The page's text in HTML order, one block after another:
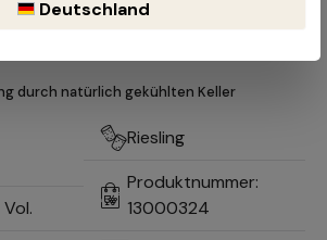
ab 99€
durch natürlich gekühlten Keller
Vol.
Riesling
Produktnummer:
13000324
Deutschland